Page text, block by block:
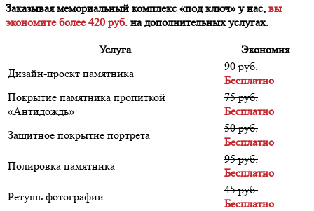
Заказывая мемориальный комплекс «под ключ» у нас, вы
экономите более 420 руб. на дополнительных услугах.
Услуга
Экономия
Дизайн-проект памятника
90 руб.
Бесплатно
Покрытие памятника пропиткой
«Антидождь»
75 руб.
Бесплатно
Защитное покрытие портрета
50 руб.
Бесплатно
Полировка памятника
95 руб.
Бесплатно
Ретушь фотографии
45 руб.
Бесплатно